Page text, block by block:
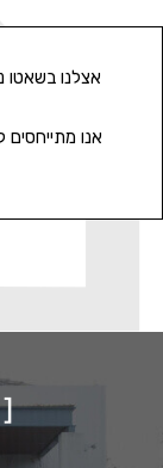
אצלנו בשאטו
אנו
[